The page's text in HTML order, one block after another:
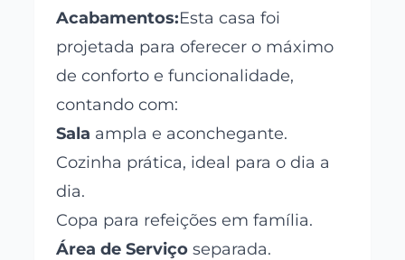
Acabamentos:Esta casa foi
projetada para oferecer o máximo
de conforto e funcionalidade,
contando com:
Sala ampla e aconchegante.
Cozinha prática, ideal para o dia a
dia.
Copa para refeições em família.
Área de Serviço separada.